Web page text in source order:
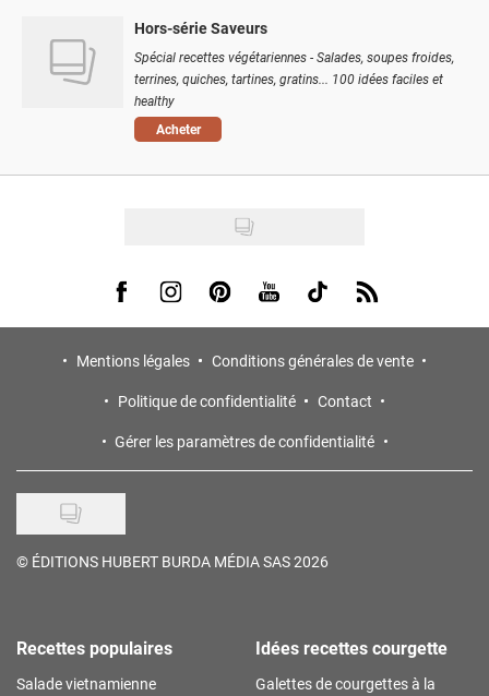
Hors-série Saveurs
Spécial recettes végétariennes - Salades, soupes froides,
terrines, quiches, tartines, gratins... 100 idées faciles et
healthy
Acheter
Visit us on Facebook
Visit us on Instagram
Visit us on Pinterest
Visit us on Youtube
Visit us on Tiktok
Visit us on Rss
Mentions légales
Conditions générales de vente
Politique de confidentialité
Contact
Gérer les paramètres de confidentialité
© ÉDITIONS HUBERT BURDA MÉDIA SAS 2026
Recettes populaires
Salade vietnamienne
Idées recettes courgette
Galettes de courgettes à la